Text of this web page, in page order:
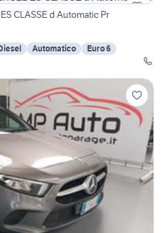
CLASSE d Automatic Pr
Automatico
Euro 6